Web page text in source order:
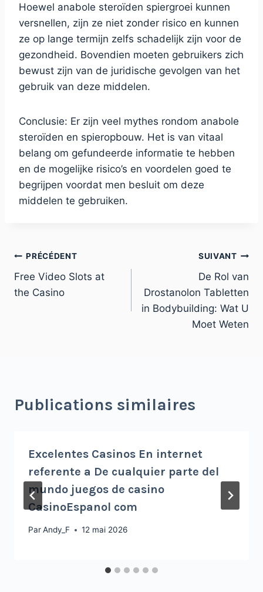
Hoewel anabole steroïden spiergroei kunnen
versnellen, zijn ze niet zonder risico en kunnen
ze op lange termijn zelfs schadelijk zijn voor de
gezondheid. Bovendien moeten gebruikers zich
bewust zijn van de juridische gevolgen van het
gebruik van deze middelen.
Conclusie: Er zijn veel mythes rondom anabole
steroïden en spieropbouw. Het is van vitaal
belang om gefundeerde informatie te hebben
en de mogelijke risico’s en voordelen goed te
begrijpen voordat men besluit om deze
middelen te gebruiken.
PRÉCÉDENT
Free Video Slots at
the Casino
SUIVANT
De Rol van
Drostanolon Tabletten
in Bodybuilding: Wat U
Moet Weten
Publications similaires
Excelentes Casinos En internet
referente a De cualquier parte del
mundo juegos de casino
CasinoEspanol com
ParAndy_F 12 mai 2026